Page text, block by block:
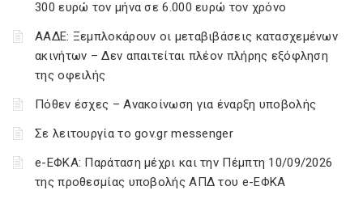
300 ευρώ τον μήνα σε 6.000 ευρώ τον χρόνο
ΑΑΔΕ: Ξεμπλοκάρουν οι μεταβιβάσεις κατασχεμένων
ακινήτων – Δεν απαιτείται πλέον πλήρης εξόφληση
της οφειλής
Πόθεν έσχες – Ανακοίνωση για έναρξη υποβολής
Σε λειτουργία το gov.gr messenger
e-ΕΦΚΑ: Παράταση μέχρι και την Πέμπτη 10/09/2026
της προθεσμίας υποβολής ΑΠΔ του e-ΕΦΚΑ